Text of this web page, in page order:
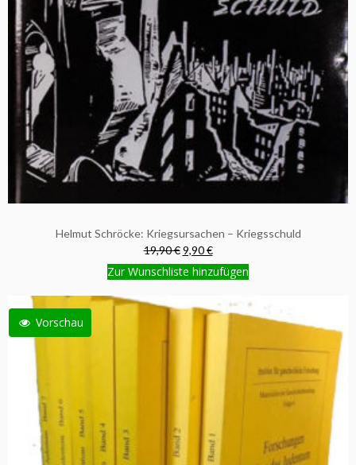
Helmut Schröcke: Kriegsursachen – Kriegsschuld
19,90 € 9,90 €
Zur Wunschliste hinzufügen
Vorschau